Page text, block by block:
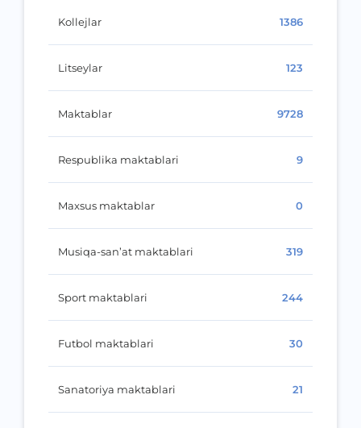
Kollejlar 1386
Litseylar 123
Maktablar 9728
Respublika maktablari 9
Maxsus maktablar 0
Musiqa-san’at maktablari 319
Sport maktablari 244
Futbol maktablari 30
Sanatoriya maktablari 21